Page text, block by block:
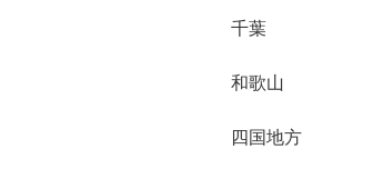
千葉
和歌山
四国地方